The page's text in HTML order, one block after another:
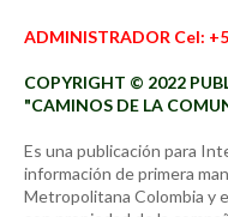
ADMINISTRADOR Cel:
COPYRIGHT © 2022
"CAMINOS DE LA
Es una publicación para
información de primera
Metropolitana Colombia y